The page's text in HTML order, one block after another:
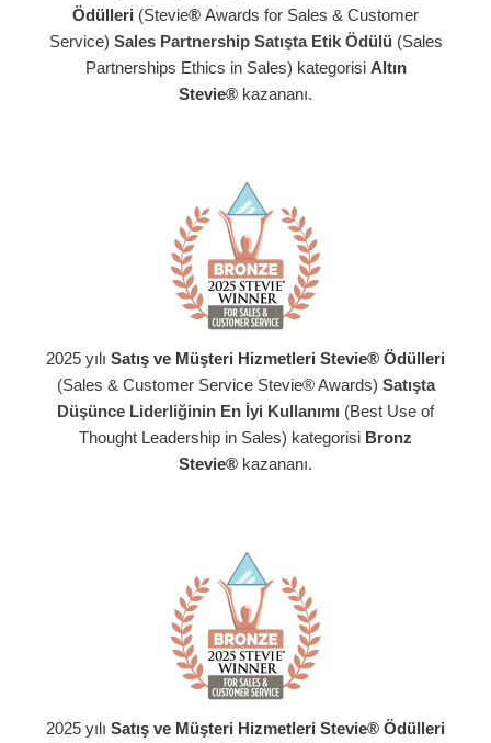
Ödülleri (Stevie® Awards for Sales & Customer
Service) Sales Partnership Satışta Etik Ödülü (Sales
Partnerships Ethics in Sales) kategorisi Altın
Stevie® kazananı.
2025 yılı Satış ve Müşteri Hizmetleri Stevie® Ödülleri
(Sales & Customer Service Stevie® Awards) Satışta
Düşünce Liderliğinin En İyi Kullanımı (Best Use of
Thought Leadership in Sales) kategorisi Bronz
Stevie® kazananı.
2025 yılı Satış ve Müşteri Hizmetleri Stevie® Ödülleri